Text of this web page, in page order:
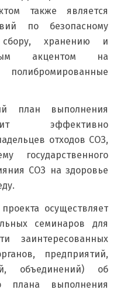
также является
по безопасному
хранению и
акцентом на
план выполнения
эффективно
отходов СОЗ,
государственного
СОЗ на здоровье
осуществляет
семинаров для
заинтересованных
предприятий,
объединений) об
плана выполнения